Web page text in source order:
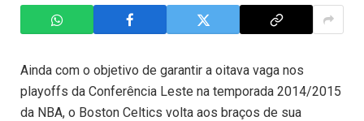
Ainda com o objetivo de garantir a oitava vaga nos
playoffs da Conferência Leste na temporada 2014/2015
da NBA, o Boston Celtics volta aos braços de sua